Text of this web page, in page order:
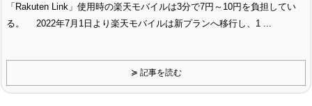
「Rakuten Link」使用時の楽天モバイルは3分で7円～10円を負担してい
る。 2022年7月1日より楽天モバイルは新プランへ移行し、1 ...
≽ 記事を読む